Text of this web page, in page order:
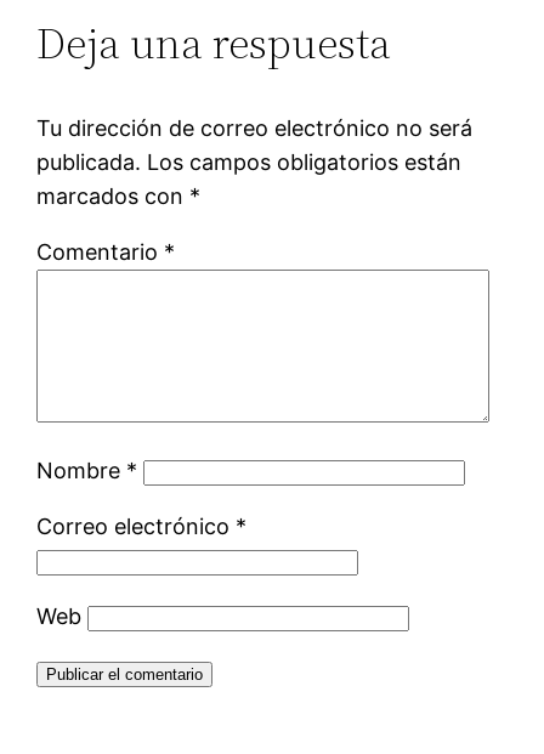
Deja una respuesta
Tu dirección de correo electrónico no será
publicada. Los campos obligatorios están
marcados con *
Comentario *
Nombre *
Correo electrónico *
Web